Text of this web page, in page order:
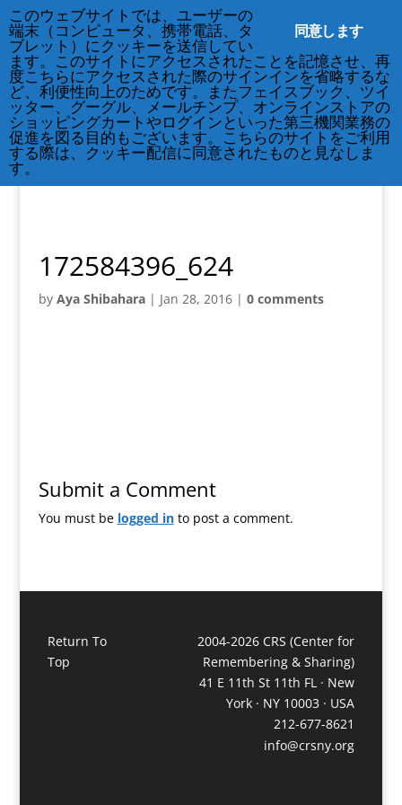
212-677-8621
info@crsny.org
172584396_624
by Aya Shibahara| Jan 28, 2016| 0 comments
Submit a Comment
You must be logged into post a comment.
Return To
Top
2004-2026 CRS (Center for
Remembering & Sharing)
41 E 11th St 11th FL · New
York · NY 10003 · USA
212-677-8621
info@crsny.org
同意します
このウェブサイトでは、ユーザーの
端末（コンピュータ、携帯電話、タ
ブレット）にクッキーを送信してい
ます。このサイトにアクセスされたことを記憶させ、再
度こちらにアクセスされた際のサインインを省略するな
ど、利便性向上のためです。またフェイスブック、ツイ
ッター、グーグル、メールチンプ、オンラインストアの
ショッピングカートやログインといった第三機関業務の
促進を図る目的もございます。こちらのサイトをご利用
する際は、クッキー配信に同意されたものと見なしま
す。